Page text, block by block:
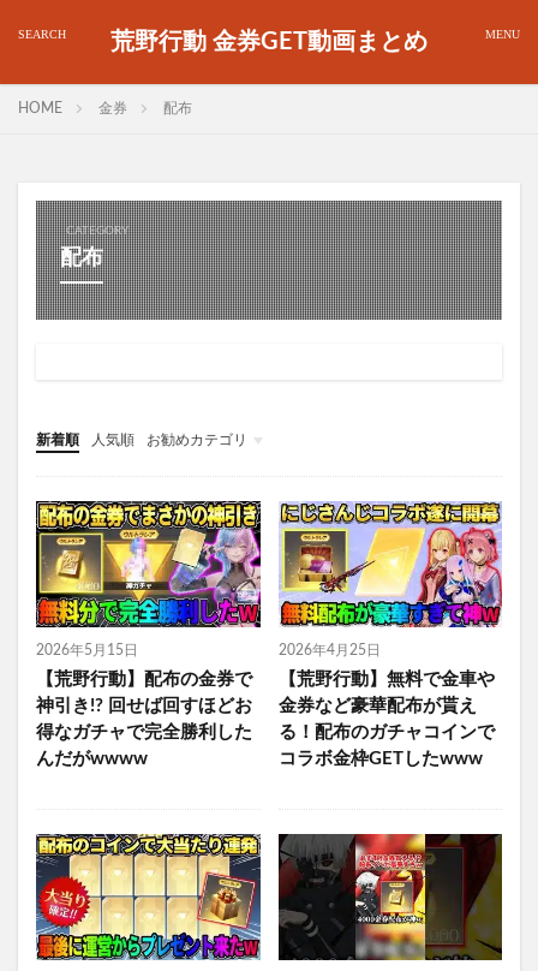
荒野行動 金券GET動画まとめ
HOME 金券 配布
CATEGORY
配布
新着順 人気順 お勧めカテゴリ
金券
2026年5月15日
【荒野行動】配布の金券で
神引き!? 回せば回すほどお
得なガチャで完全勝利した
んだがwwww
2026年4月25日
【荒野行動】無料で金車や
金券など豪華配布が貰え
る！配布のガチャコインで
コラボ金枠GETしたwww